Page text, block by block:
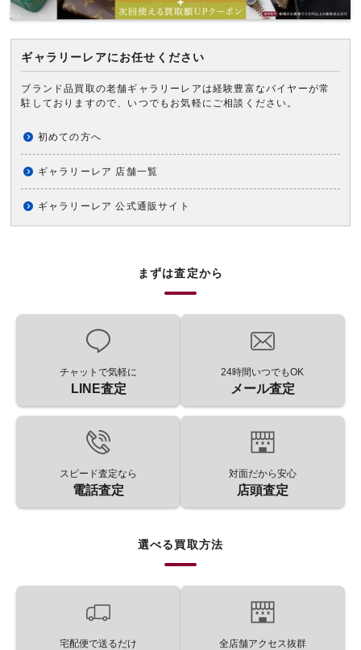
ギャラリーレアにお任せください
ブランド品買取の老舗ギャラリーレアは経験豊富なバイヤーが常
駐しておりますので、いつでもお気軽にご相談ください。
初めての方へ
ギャラリーレア 店舗一覧
ギャラリーレア 公式通販サイト
まずは査定から
チャットで気軽に
LINE査定
24時間いつでもOK
メール査定
スピード査定なら
電話査定
対面だから安心
店頭査定
選べる買取方法
宅配便で送るだけ 全店舗アクセス抜群